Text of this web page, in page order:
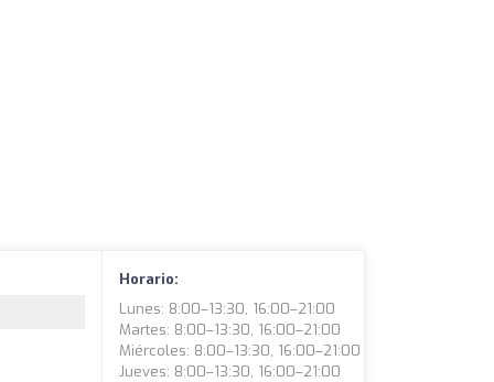
Horario:
Lunes: 8:00–13:30, 16:00–21:00
Martes: 8:00–13:30, 16:00–21:00
Miércoles: 8:00–13:30, 16:00–21:00
Jueves: 8:00–13:30, 16:00–21:00